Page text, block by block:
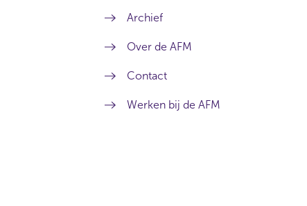
Archief
Over de AFM
Contact
Werken bij de AFM